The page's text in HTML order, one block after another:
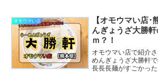
オモウマい店
【オモウマい店･
んぎょうざ大勝
ｍ？！
オモウマい店で紹介
めんぎょうざ大勝軒
長長長麺がすごかっ